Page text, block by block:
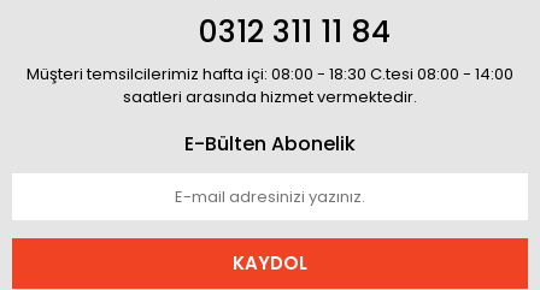
0312 311 11 84
Müşteri temsilcilerimiz hafta içi: 08:00 - 18:30 C.tesi 08:00 - 14:00
saatleri arasında hizmet vermektedir.
E-Bülten Abonelik
KAYDOL